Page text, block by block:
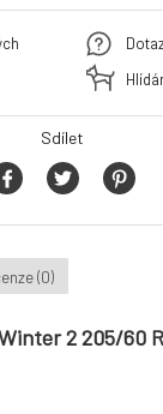
Sdílet
(0)
2 205/60